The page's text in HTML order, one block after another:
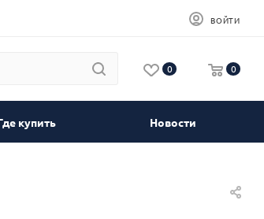
ВОЙТИ
0 0
купить Новости